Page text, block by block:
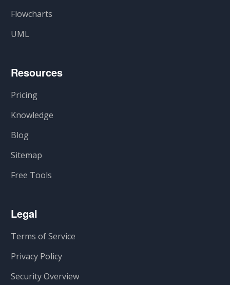
Flowcharts
UML
Resources
Pricing
Knowledge
Blog
Sitemap
Free Tools
Legal
Terms of Service
Privacy Policy
Security Overview